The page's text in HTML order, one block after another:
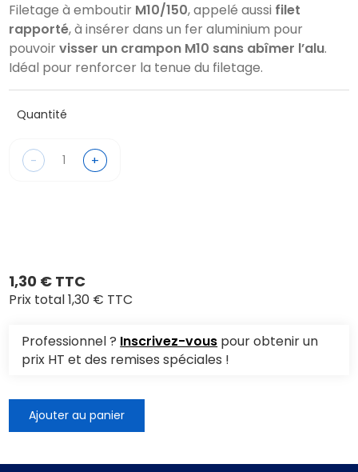
Filetage à emboutir M10/150, appelé aussi filet
rapporté, à insérer dans un fer aluminium pour
pouvoirvisser un crampon M10 sans abîmer l’alu.
Idéal pour renforcer la tenue du filetage.
Quantité
- +
1,30 € TTC
Prix total1,30 € TTC
Professionnel ? Inscrivez-vous pour obtenir un
prix HT et des remises spéciales !
Ajouter au panier